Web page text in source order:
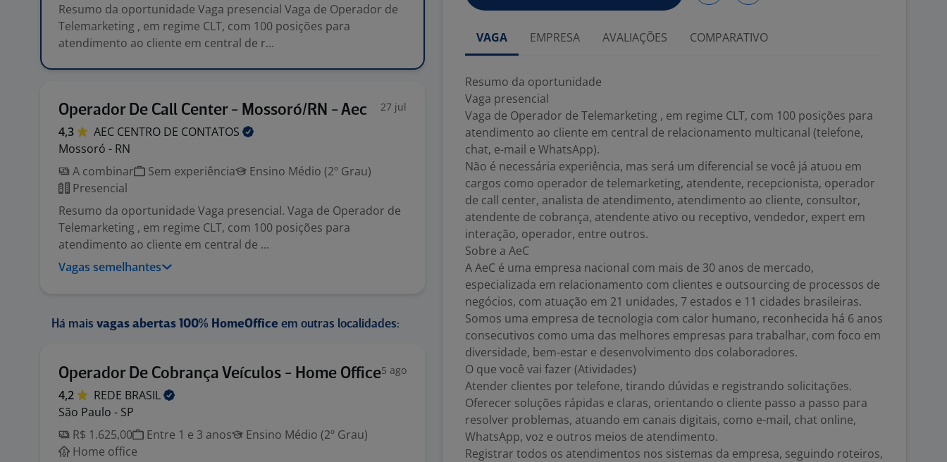
Resumo da oportunidade Vaga presencial Vaga de Operador de
Telemarketing , em regime CLT, com 100 posições para
atendimento ao cliente em central de r...
Operador De Call Center - Mossoró/RN - Aec 27 jul
4,3 AEC CENTRO DE CONTATOS
Mossoró - RN
A combinar
Sem experiência
Ensino Médio (2º Grau)
Presencial
Resumo da oportunidade Vaga presencial. Vaga de Operador de
Telemarketing , em regime CLT, com 100 posições para
atendimento ao cliente em central de ...
Vagas semelhantes
Há mais vagas abertas 100% HomeOffice em outras localidades:
Operador De Cobrança Veículos - Home Office5 ago
4,2 REDE BRASIL
São Paulo - SP
R$ 1.625,00
Entre 1 e 3 anos
Ensino Médio (2º Grau)
Home office
VAGA EMPRESA AVALIAÇÕES COMPARATIVO
Resumo da oportunidade
Vaga presencial
Vaga de Operador de Telemarketing , em regime CLT, com 100 posições para
atendimento ao cliente em central de relacionamento multicanal (telefone,
chat, e-mail e WhatsApp).
Não é necessária experiência, mas será um diferencial se você já atuou em
cargos como operador de telemarketing, atendente, recepcionista, operador
de call center, analista de atendimento, atendimento ao cliente, consultor,
atendente de cobrança, atendente ativo ou receptivo, vendedor, expert em
interação, operador, entre outros.
Sobre a AeC
A AeC é uma empresa nacional com mais de 30 anos de mercado,
especializada em relacionamento com clientes e outsourcing de processos de
negócios, com atuação em 21 unidades, 7 estados e 11 cidades brasileiras.
Somos uma empresa de tecnologia com calor humano, reconhecida há 6 anos
consecutivos como uma das melhores empresas para trabalhar, com foco em
diversidade, bem-estar e desenvolvimento dos colaboradores.
O que você vai fazer (Atividades)
Atender clientes por telefone, tirando dúvidas e registrando solicitações.
Oferecer soluções rápidas e claras, orientando o cliente passo a passo para
resolver problemas, atuando em canais digitais, como e-mail, chat online,
WhatsApp, voz e outros meios de atendimento.
Registrar todos os atendimentos nos sistemas da empresa, seguindo roteiros,